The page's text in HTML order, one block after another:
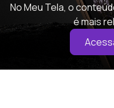
No Meu Tela, o
é mais